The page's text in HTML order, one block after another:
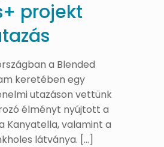
projekt
a Blended
keretében egy
utazáson vettünk
élményt nyújtott a
Kanyatella, valamint a
látványa. […]